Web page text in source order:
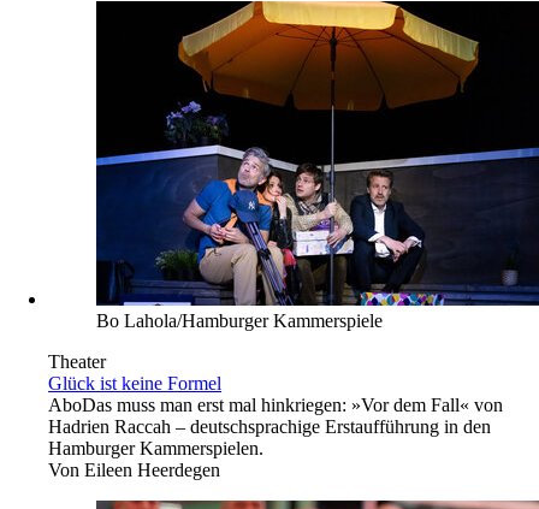
Bo Lahola/Hamburger Kammerspiele
Theater
Glück ist keine Formel
AboDas muss man erst mal hinkriegen: »Vor dem Fall« von
Hadrien Raccah – deutschsprachige Erstaufführung in den
Hamburger Kammerspielen.
Von Eileen Heerdegen